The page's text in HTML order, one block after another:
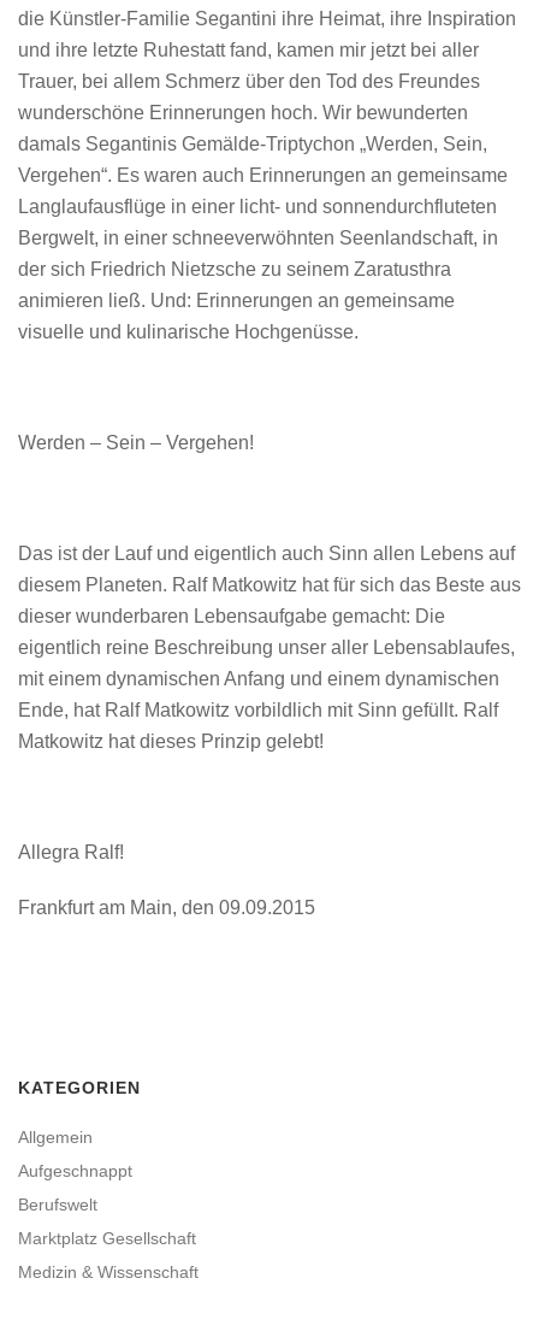
die Künstler-Familie Segantini ihre Heimat, ihre Inspiration
und ihre letzte Ruhestatt fand, kamen mir jetzt bei aller
Trauer, bei allem Schmerz über den Tod des Freundes
wunderschöne Erinnerungen hoch. Wir bewunderten
damals Segantinis Gemälde-Triptychon „Werden, Sein,
Vergehen“. Es waren auch Erinnerungen an gemeinsame
Langlaufausflüge in einer licht- und sonnendurchfluteten
Bergwelt, in einer schneeverwöhnten Seenlandschaft, in
der sich Friedrich Nietzsche zu seinem Zaratusthra
animieren ließ. Und: Erinnerungen an gemeinsame
visuelle und kulinarische Hochgenüsse.
Werden – Sein – Vergehen!
Das ist der Lauf und eigentlich auch Sinn allen Lebens auf
diesem Planeten. Ralf Matkowitz hat für sich das Beste aus
dieser wunderbaren Lebensaufgabe gemacht: Die
eigentlich reine Beschreibung unser aller Lebensablaufes,
mit einem dynamischen Anfang und einem dynamischen
Ende, hat Ralf Matkowitz vorbildlich mit Sinn gefüllt. Ralf
Matkowitz hat dieses Prinzip gelebt!
Allegra Ralf!
Frankfurt am Main, den 09.09.2015
KATEGORIEN
Allgemein
Aufgeschnappt
Berufswelt
Marktplatz Gesellschaft
Medizin & Wissenschaft